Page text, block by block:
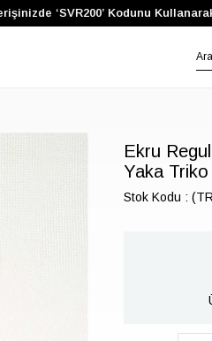
‘SVR200’ Kodunu
Ekru
Yaka Triko
Stok Kodu